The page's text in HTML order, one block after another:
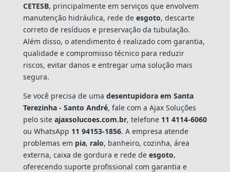
CETESB, principalmente em serviços que envolvem
manutenção hidráulica, rede de esgoto, descarte
correto de resíduos e preservação da tubulação.
Além disso, o atendimento é realizado com garantia,
qualidade e compromisso técnico para reduzir
riscos, evitar danos e entregar uma solução mais
segura.
Se você precisa de uma desentupidora em Santa
Terezinha - Santo André, fale com a Ajax Soluções
pelo site ajaxsolucoes.com.br, telefone 11 4114-6060
ou WhatsApp 11 94153-1856. A empresa atende
problemas em pia, ralo, banheiro, cozinha, área
externa, caixa de gordura e rede de esgoto,
oferecendo suporte profissional com garantia e